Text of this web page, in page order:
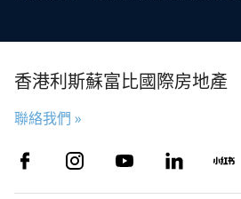
香港利斯蘇富比國際房地產
聯絡我們 »